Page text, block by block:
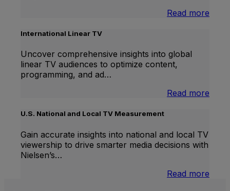
Read more
International Linear TV
Uncover comprehensive insights into global
linear TV audiences to optimize content,
programming, and ad…
Read more
U.S. National and Local TV Measurement
Gain accurate insights into national and local TV
viewership to drive smarter media decisions with
Nielsen’s…
Read more